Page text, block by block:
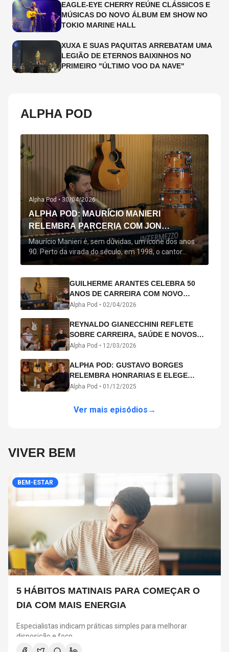
EAGLE-EYE CHERRY REÚNE CLÁSSICOS E
MÚSICAS DO NOVO ÁLBUM EM SHOW NO
TOKIO MARINE HALL
XUXA E SUAS PAQUITAS ARREBATAM UMA
LEGIÃO DE ETERNOS BAIXINHOS NO
PRIMEIRO "ÚLTIMO VOO DA NAVE"
ALPHA POD
Alpha Pod • 30/04/2026
ALPHA POD: MAURÍCIO MANIERI
RELEMBRA PARCERIA COM JON
SECADA, ORIGEM DE "BEM QUERER" E
MAIS
Maurício Manieri é, sem dúvidas, um ícone dos anos
90. Perto da virada do século, em 1998, o cantor
estreou oficialmente com o seu primeiro disco, "A
acompanham até hoje, quase trinta anos mais tarde:
"Bem Querer" e "Minha Menina". Em 2026, o astro
segue com o […]
GUILHERME ARANTES CELEBRA 50
ANOS DE CARREIRA COM NOVO
ÁLBUM INTERDIMENSIONAL E TURNÊ
Alpha Pod • 02/04/2026
REYNALDO GIANECCHINI REFLETE
SOBRE CARREIRA, SAÚDE E NOVOS
CAMINHOS ARTÍSTICOS NO ALPHA
Alpha Pod • 12/03/2026
ALPHA POD: GUSTAVO BORGES
RELEMBRA HONRARIAS E ELEGE
MICHAEL PHELPS O MAIOR ATLETA DA
Alpha Pod • 01/12/2025
Ver mais episódios →
VIVER BEM
BEM-ESTAR
5 HÁBITOS MATINAIS PARA COMEÇAR O
DIA COM MAIS ENERGIA
Especialistas indicam práticas simples para melhorar
disposição e foco